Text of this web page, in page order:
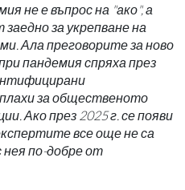
не е въпрос на "ако", а
за укрепване на
Ала преговорите за ново
пандемия спряха през
за общественото
Ако през 2025 г. се появи
все още не са
нея по-добре от